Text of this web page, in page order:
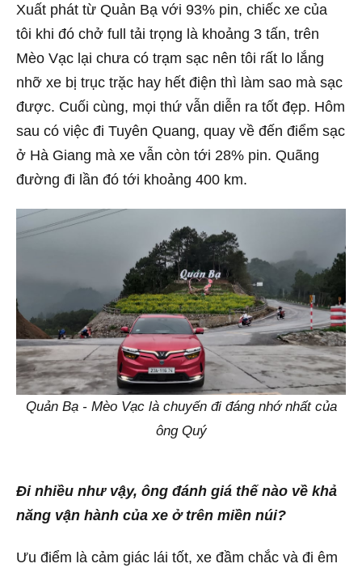
Xuất phát từ Quản Bạ với 93% pin, chiếc xe của
tôi khi đó chở full tải trọng là khoảng 3 tấn, trên
Mèo Vạc lại chưa có trạm sạc nên tôi rất lo lắng
nhỡ xe bị trục trặc hay hết điện thì làm sao mà sạc
được. Cuối cùng, mọi thứ vẫn diễn ra tốt đẹp. Hôm
sau có việc đi Tuyên Quang, quay về đến điểm sạc
ở Hà Giang mà xe vẫn còn tới 28% pin. Quãng
đường đi lần đó tới khoảng 400 km.
Quản Bạ - Mèo Vạc là chuyến đi đáng nhớ nhất của
ông Quý
Đi nhiều như vậy, ông đánh giá thế nào về khả
năng vận hành của xe ở trên miền núi?
Ưu điểm là cảm giác lái tốt, xe đầm chắc và đi êm